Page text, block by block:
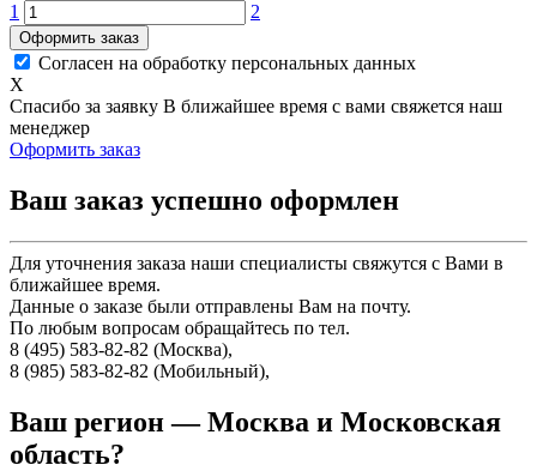
1
2
Оформить заказ
Согласен на обработку персональных данных
X
Спасибо за заявку В ближайшее время с вами свяжется наш
менеджер
Оформить заказ
Ваш заказ успешно оформлен
Для уточнения заказа наши специалисты свяжутся с Вами в
ближайшее время.
Данные о заказе были отправлены Вам на почту.
По любым вопросам обращайтесь по тел.
8 (495) 583-82-82 (Москва),
8 (985) 583-82-82 (Мобильный),
Ваш регион —Москва и Московская
область?